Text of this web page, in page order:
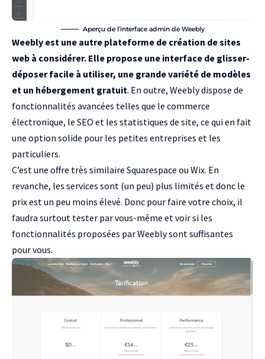
Aperçu de l’interface admin de Weebly
Weebly est une autre plateforme de création de sites
web à considérer. Elle propose une interface de glisser-
déposer facile à utiliser, une grande variété de modèles
et un hébergement gratuit. En outre, Weebly dispose de
fonctionnalités avancées telles que le commerce
électronique, le SEO et les statistiques de site, ce qui en fait
une option solide pour les petites entreprises et les
particuliers.
C’est une offre très similaire Squarespace ou Wix. En
revanche, les services sont (un peu) plus limités et donc le
prix est un peu moins élevé. Donc pour faire votre choix, il
faudra surtout tester par vous-même et voir si les
fonctionnalités proposées par Weebly sont suffisantes
pour vous.